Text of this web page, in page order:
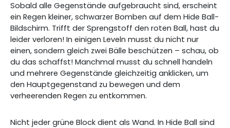
Sobald alle Gegenstände aufgebraucht sind, erscheint
ein Regen kleiner, schwarzer Bomben auf dem Hide Ball-
Bildschirm. Trifft der Sprengstoff den roten Ball, hast du
leider verloren! In einigen Leveln musst du nicht nur
einen, sondern gleich zwei Bälle beschützen – schau, ob
du das schaffst! Manchmal musst du schnell handeln
und mehrere Gegenstände gleichzeitig anklicken, um
den Hauptgegenstand zu bewegen und dem
verheerenden Regen zu entkommen.
Nicht jeder grüne Block dient als Wand. In Hide Ball sind